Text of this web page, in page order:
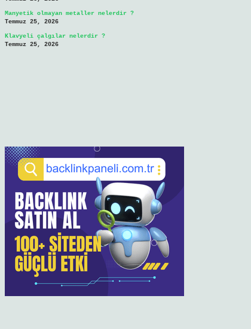
Manyetik olmayan metaller nelerdir ?
Temmuz 25, 2026
Klavyeli çalgılar nelerdir ?
Temmuz 25, 2026